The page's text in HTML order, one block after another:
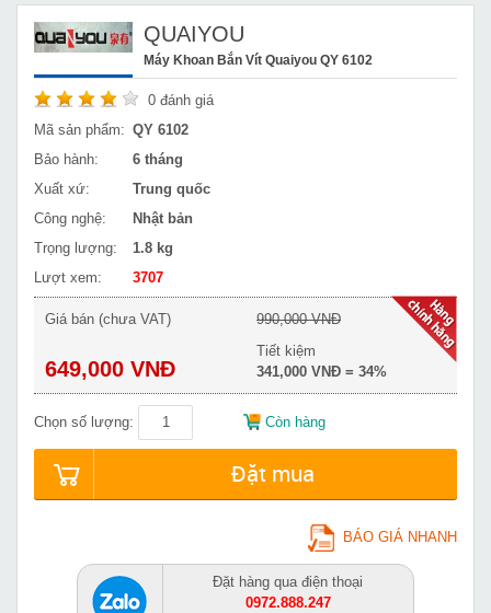
QUAIYOU
Máy Khoan Bắn Vít Quaiyou QY 6102
0 đánh giá
Mã sản phẩm: QY 6102
Bảo hành:
6 tháng
Xuất xứ:
Trung quốc
Công nghệ:
Nhật bản
Trọng lượng:
1.8 kg
Lượt xem:
3707
Giá bán (chưa VAT)
649,000 VNĐ
990,000 VNĐ
Tiết kiệm
341,000 VNĐ = 34%
Chọn số lượng: Còn hàng
Đặt mua
BÁO GIÁ NHANH
Đặt hàng qua điện thoại
0972.888.247